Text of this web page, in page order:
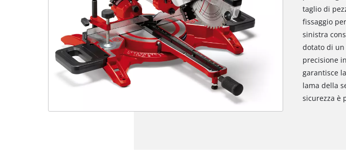
taglio di
fissaggio
sinistra
dotato di un
precisione
garantisce
lama della
sicurezza è